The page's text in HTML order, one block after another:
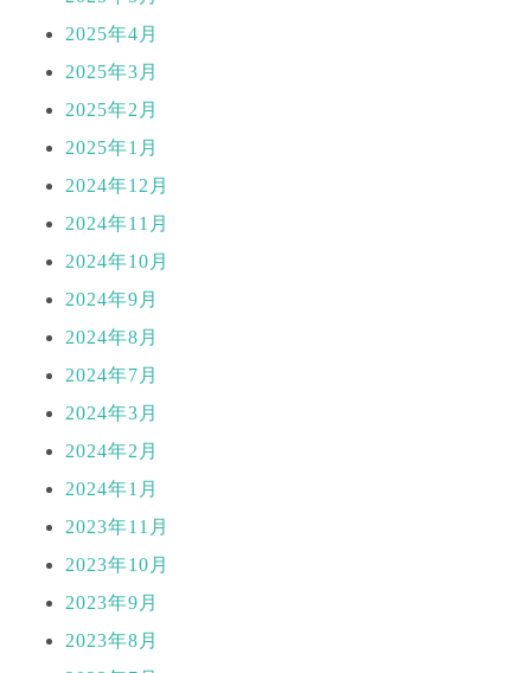
2025年4月
2025年3月
2025年2月
2025年1月
2024年12月
2024年11月
2024年10月
2024年9月
2024年8月
2024年7月
2024年3月
2024年2月
2024年1月
2023年11月
2023年10月
2023年9月
2023年8月